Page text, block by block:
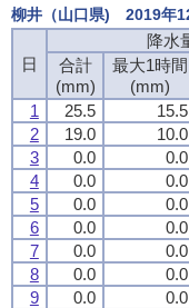
柳井（山口県) 2019年
日
降水
合計
(mm)
最大1時間
(mm)
1
25.5 15.5
2
19.0 10.0
3
0.0 0.0
4
0.0 0.0
5
0.0 0.0
6
0.0 0.0
7
0.0 0.0
8
0.0 0.0
9
0.0 0.0
日
降水
合計
(mm)
最大1時間
(mm)
1
25.5 15.5
2
19.0 10.0
3
0.0 0.0
4
0.0 0.0
5
0.0 0.0
6
0.0 0.0
7
0.0 0.0
8
0.0 0.0
9
0.0 0.0
日
降水
合計
(mm)
最大1時間
(mm)
1
25.5 15.5
2
19.0 10.0
3
0.0 0.0
4
0.0 0.0
5
0.0 0.0
6
0.0 0.0
7
0.0 0.0
8
0.0 0.0
9
0.0 0.0
日
降水
合計
(mm)
最大1時間
(mm)
1
25.5 15.5
2
19.0 10.0
3
0.0 0.0
4
0.0 0.0
5
0.0 0.0
6
0.0 0.0
7
0.0 0.0
8
0.0 0.0
9
0.0 0.0